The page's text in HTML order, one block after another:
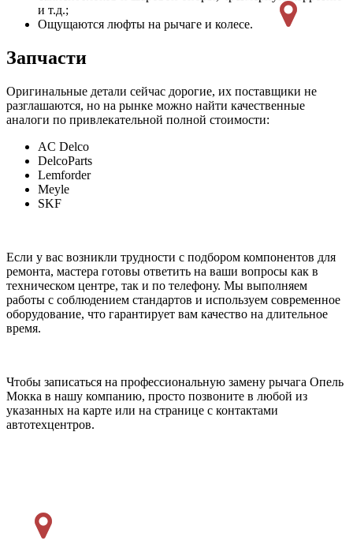
и т.д.;
Ощущаются люфты на рычаге и колесе.
Запчасти
Оригинальные детали сейчас дорогие, их поставщики не
разглашаются, но на рынке можно найти качественные
аналоги по привлекательной полной стоимости:
AC Delco
DelcoParts
Lemforder
Meyle
SKF
Если у вас возникли трудности с подбором компонентов для
ремонта, мастера готовы ответить на ваши вопросы как в
техническом центре, так и по телефону. Мы выполняем
работы с соблюдением стандартов и используем современное
оборудование, что гарантирует вам качество на длительное
время.
Чтобы записаться на профессиональную замену рычага Опель
Мокка в нашу компанию, просто позвоните в любой из
указанных на карте или на странице с контактами
автотехцентров.